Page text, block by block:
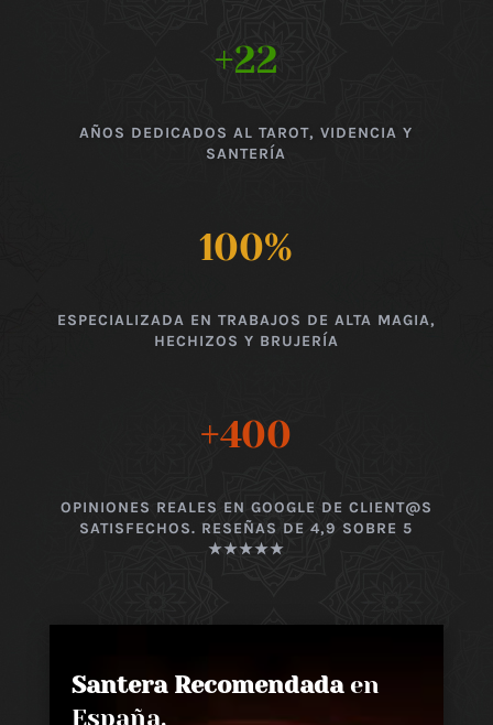
+22
AÑOS DEDICADOS AL TAROT, VIDENCIA Y
SANTERÍA
100%
ESPECIALIZADA EN TRABAJOS DE ALTA MAGIA,
HECHIZOS Y BRUJERÍA
+400
OPINIONES REALES EN GOOGLE DE CLIENT@S
SATISFECHOS. RESEÑAS DE 4,9 SOBRE 5
★★★★★
Santera Recomendadaen
España,